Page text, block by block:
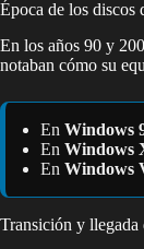
Época de los discos
En los años 90 y
notaban cómo su
En Windows
En Windows
En Windows
Transición y